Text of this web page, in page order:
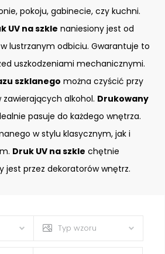
pokoju, gabinecie, czy kuchni.
UV na szkle naniesiony jest od
lustrzanym odbiciu. Gwarantuje to
uszkodzeniami mechanicznymi.
szklanego można czyścić przy
alkohol. Drukowany
pasuje do każdego wnętrza.
w stylu klasycznym, jak i
Druk UV na szkle chętnie
jest przez dekoratorów wnętrz.
Typ wzoru